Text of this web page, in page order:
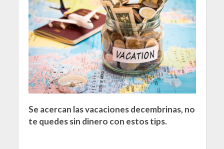
Se acercan las vacaciones decembrinas, no
te quedes sin dinero con estos tips.